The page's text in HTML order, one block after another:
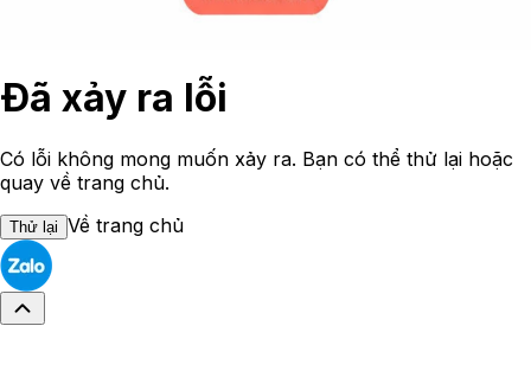
Đã xảy ra lỗi
Có lỗi không mong muốn xảy ra. Bạn có thể thử lại hoặc
quay về trang chủ.
Thử lại Về trang chủ